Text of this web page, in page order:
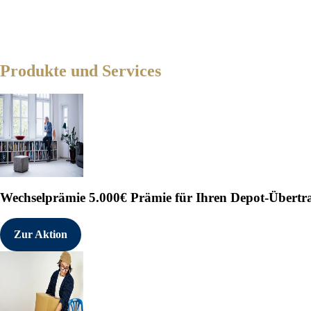
Produkte und Services
Wechselprämie 5.000€ Prämie für Ihren Depot-
Zur Aktion